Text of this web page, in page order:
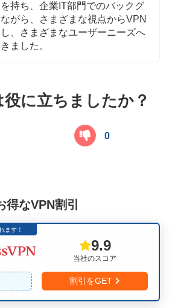
持ち、企業IT部門でのバックグ
がら、さまざまな視点からVPN
、さまざまなユーザーニーズへ
ました。
に立ちましたか？
0
得なVPN割引
ます！
当社のスコア
9.9
割引をGET